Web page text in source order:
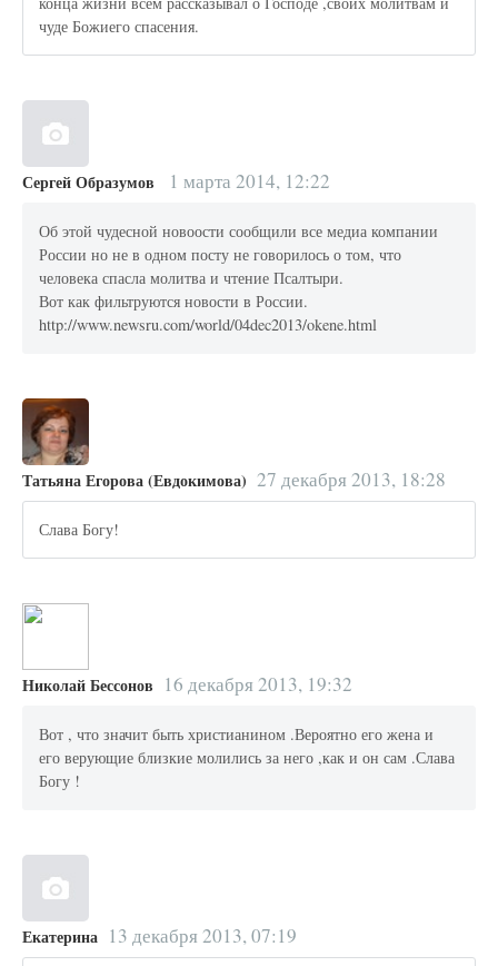
чуде Божиего спасения.
Сергей Образумов 1 марта 2014, 12:22
Об этой чудесной новоости сообщили все медиа компании
России но не в одном посту не говорилось о том, что
человека спасла молитва и чтение Псалтыри.
Вот как фильтруются новости в России.
http://www.newsru.com/world/04dec2013/okene.html
Татьяна Егорова (Евдокимова) 27 декабря 2013, 18:28
Слава Богу!
Николай Бессонов 16 декабря 2013, 19:32
Вот , что значит быть христианином .Вероятно его жена и
его верующие близкие молились за него ,как и он сам .Слава
Богу !
Екатерина 13 декабря 2013, 07:19